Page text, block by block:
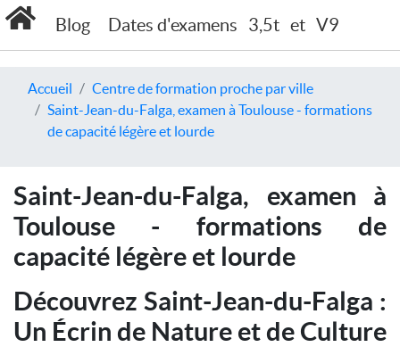
Blog Dates d'examens 3,5t et V9
Accueil
Centre de formation proche par ville
Saint-Jean-du-Falga, examen à Toulouse - formations
de capacité légère et lourde
Saint-Jean-du-Falga, examen à
Toulouse - formations de
capacité légère et lourde
Découvrez Saint-Jean-du-Falga :
Un Écrin de Nature et de Culture